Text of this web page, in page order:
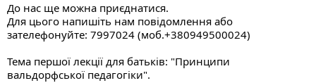
До нас ще можна приєднатися.
Для цього напишіть нам повідомлення або
зателефонуйте: 7997024 (моб.+380949500024)
Тема першої лекції для батьків: "Принципи
вальдорфської педагогіки".